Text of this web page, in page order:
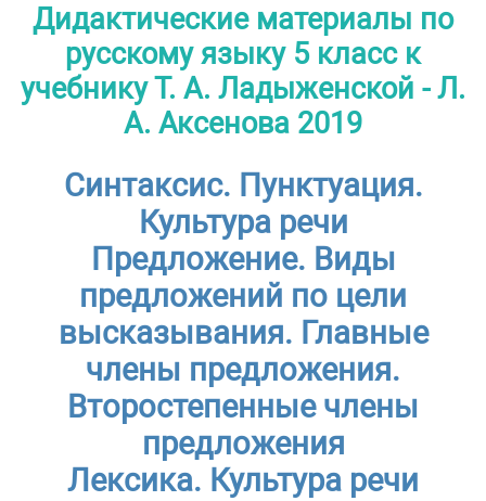
Дидактические материалы по
русскому языку 5 класс к
учебнику Т. А. Ладыженской - Л.
А. Аксенова 2019
Синтаксис. Пунктуация.
Культура речи
Предложение. Виды
предложений по цели
высказывания. Главные
члены предложения.
Второстепенные члены
предложения
Лексика. Культура речи